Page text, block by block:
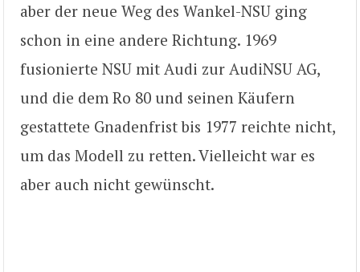
aber der neue Weg des Wankel-NSU ging
schon in eine andere Richtung. 1969
fusionierte NSU mit Audi zur AudiNSU AG,
und die dem Ro 80 und seinen Käufern
gestattete Gnadenfrist bis 1977 reichte nicht,
um das Modell zu retten. Vielleicht war es
aber auch nicht gewünscht.